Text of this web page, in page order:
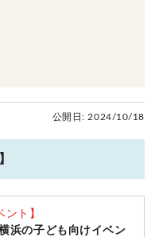
公開日: 2024/10/18
ント】
浜の子ども向けイベン